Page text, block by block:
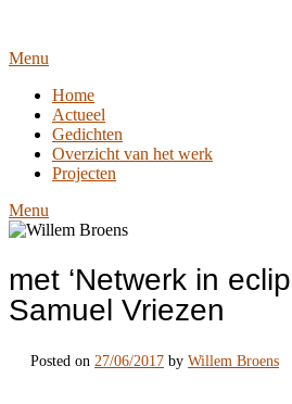
Menu
Home
Actueel
Gedichten
Overzicht van het werk
Projecten
Menu
met ‘Netwerk in
Samuel Vriezen
Posted on 27/06/2017 by Willem Broens